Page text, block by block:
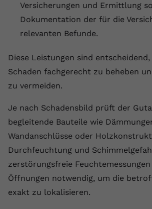
Versicherungen und Ermittlung
Dokumentation der für die
relevanten Befunde.
Diese Leistungen sind
Schaden fachgerecht zu beheben
zu vermeiden.
Je nach Schadensbild prüft der
begleitende Bauteile wie
Wandanschlüsse oder
Durchfeuchtung und
zerstörungsfreie
Öffnungen notwendig, um die
exakt zu lokalisieren.